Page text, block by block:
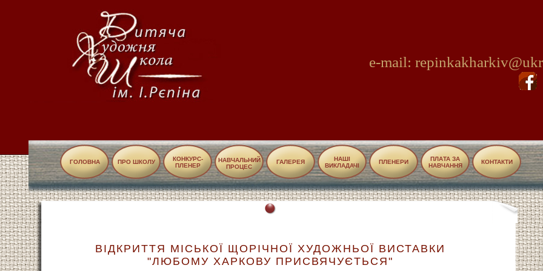
e-mail:
ГОЛОВНА ПРО ШКОЛУ
КОНКУРС-
ПЛЕНЕР
НАВЧАЛЬНИЙ
ПРОЦЕС
ГАЛЕРЕЯ
НАШІ
ВИКЛАДАЧІ
ПЛЕНЕРИ
ПЛАТА ЗА
НАВЧАННЯ
КОНТАКТИ
ВІДКРИТТЯ МІСЬКОЇ ЩОРІЧНОЇ ХУДОЖНЬОЇ ВИСТАВКИ
"ЛЮБОМУ ХАРКОВУ ПРИСВЯЧУЄТЬСЯ"